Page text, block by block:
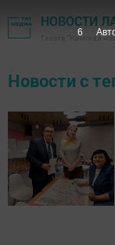
НОВОСТИ
Газета "Камская
Новости с
6